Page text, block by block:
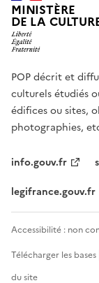
MINISTÈRE
DE LA
POP décrit et
culturels étudiés
édifices ou sites,
photographies,
info.gouv.fr
legifrance.gouv.fr
Accessibilité : non
Télécharger les bases
du site